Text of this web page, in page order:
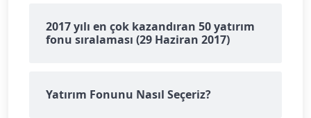
2017 yılı en çok kazandıran 50 yatırım
fonu sıralaması (29 Haziran 2017)
Yatırım Fonunu Nasıl Seçeriz?